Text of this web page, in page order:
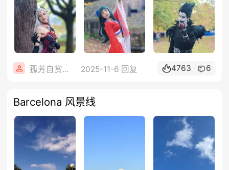
孤芳自赏☋冷暖自知 2025-11-6 回复 4763 6
Barcelona 风景线